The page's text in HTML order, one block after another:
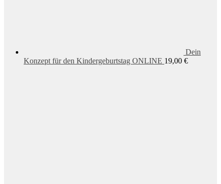
Dein
Konzept für den Kindergeburtstag ONLINE 19,00 €